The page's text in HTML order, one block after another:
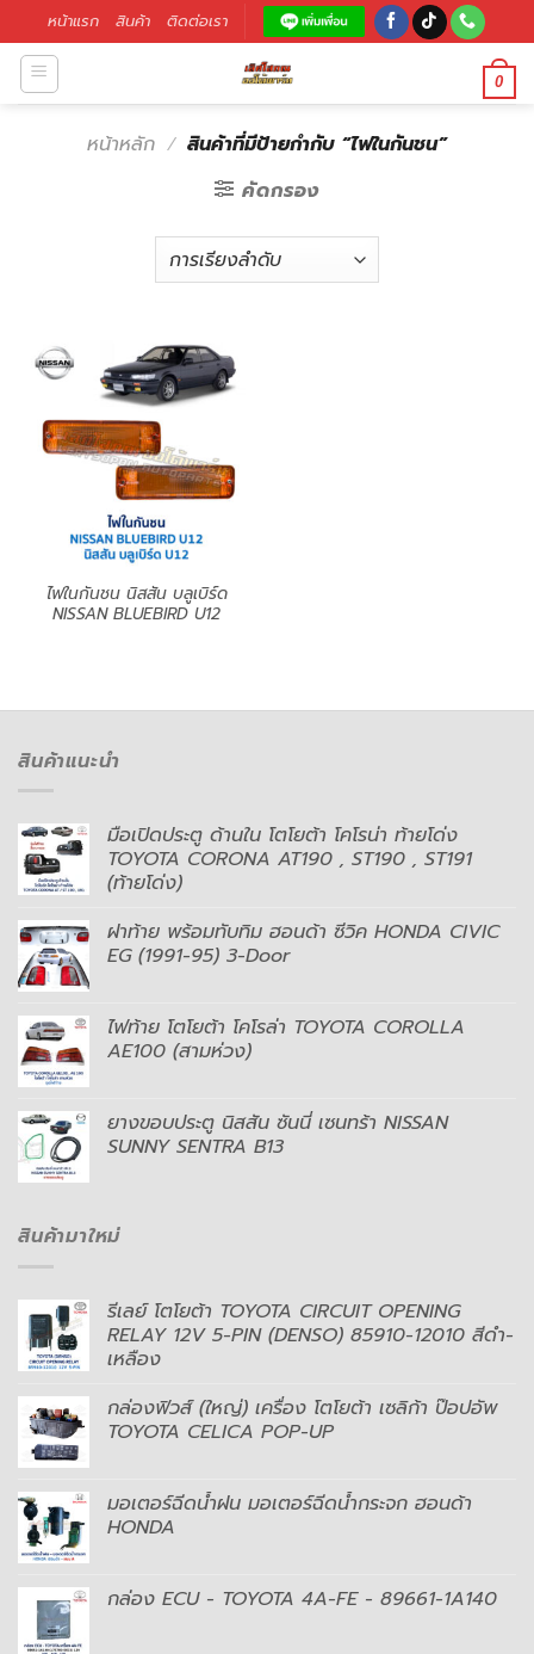
หน้าแรก สินค้า ติดต่อเรา
0
หน้าหลัก / สินค้าที่มีป้ายกำกับ “ไฟในกันชน”
คัดกรอง
ไฟในกันชน นิสสัน บลูเบิร์ด
NISSAN BLUEBIRD U12
สินค้าแนะนำ
มือเปิดประตู ด้านใน โตโยต้า โคโรน่า ท้ายโด่ง
TOYOTA CORONA AT190 , ST190 , ST191
(ท้ายโด่ง)
ฝาท้าย พร้อมทับทิม ฮอนด้า ซีวิค HONDA CIVIC
EG (1991-95) 3-Door
ไฟท้าย โตโยต้า โคโรล่า TOYOTA COROLLA
AE100 (สามห่วง)
ยางขอบประตู นิสสัน ซันนี่ เซนทร้า NISSAN
SUNNY SENTRA B13
สินค้ามาใหม่
รีเลย์ โตโยต้า TOYOTA CIRCUIT OPENING
RELAY 12V 5-PIN (DENSO) 85910-12010 สีดำ-
เหลือง
กล่องฟิวส์ (ใหญ่) เครื่อง โตโยต้า เซลิก้า ป๊อปอัพ
TOYOTA CELICA POP-UP
มอเตอร์ฉีดน้ำฝน มอเตอร์ฉีดน้ำกระจก ฮอนด้า
HONDA
กล่อง ECU - TOYOTA 4A-FE - 89661-1A140